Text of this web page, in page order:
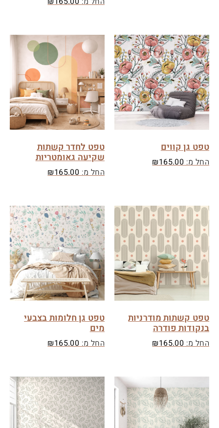
טפט גן קווים
החל מ: ₪165.00
טפט לחדר קשתות
שקיעה גאומטריות
החל מ: ₪165.00
טפט קשתות מודרניות
בנקודות פודרה
החל מ: ₪165.00
טפט גן חלומות בצבעי
מים
החל מ: ₪165.00